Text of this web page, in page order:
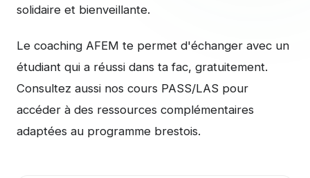
solidaire et bienveillante.
Le coaching AFEM te permet d'échanger avec un
étudiant qui a réussi dans ta fac, gratuitement.
Consultez aussi nos cours PASS/LAS pour
accéder à des ressources complémentaires
adaptées au programme brestois.